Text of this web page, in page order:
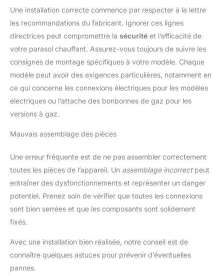
Une installation correcte commence par respecter à la lettre
les recommandations du fabricant. Ignorer ces lignes
directrices peut compromettre la sécurité et l’efficacité de
votre parasol chauffant. Assurez-vous toujours de suivre les
consignes de montage spécifiques à votre modèle. Chaque
modèle peut avoir des exigences particulières, notamment en
ce qui concerne les connexions électriques pour les modèles
électriques ou l’attache des bonbonnes de gaz pour les
versions à gaz.
Mauvais assemblage des pièces
Une erreur fréquente est de ne pas assembler correctement
toutes les pièces de l’appareil. Un assemblage incorrectpeut
entraîner des dysfonctionnements et représenter un danger
potentiel. Prenez soin de vérifier que toutes les connexions
sont bien serrées et que les composants sont solidement
fixés.
Avec une installation bien réalisée, notre conseil est de
connaître quelques astuces pour prévenir d’éventuelles
pannes.